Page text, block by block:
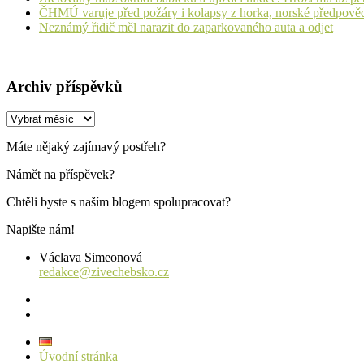
ČHMÚ varuje před požáry i kolapsy z horka, norské
Neznámý řidič měl narazit do zaparkovaného auta a odjet
Archiv příspěvků
Archiv
Máte nějaký zajímavý postřeh?
Námět na příspěvek?
Chtěli byste s naším blogem spolupracovat?
Napište nám!
Václava Simeonová
redakce@zivechebsko.cz
Úvodní stránka